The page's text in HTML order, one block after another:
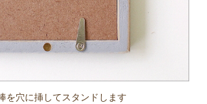
を穴に挿してスタンドします